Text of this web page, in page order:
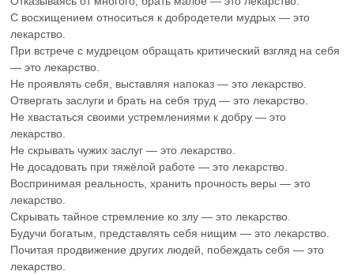
С восхищением относиться к добродетели мудрых — это
лекарство.
При встрече с мудрецом обращать критический взгляд на себя
— это лекарство.
Не проявлять себя, выставляя напоказ — это лекарство.
Отвергать заслуги и брать на себя труд — это лекарство.
Не хвастаться своими устремлениями к добру — это
лекарство.
Не скрывать чужих заслуг — это лекарство.
Не досадовать при тяжёлой работе — это лекарство.
Воспринимая реальность, хранить прочность веры — это
лекарство.
Скрывать тайное стремление ко злу — это лекарство.
Будучи богатым, представлять себя нищим — это лекарство.
Почитая продвижение других людей, побеждать себя — это
лекарство.